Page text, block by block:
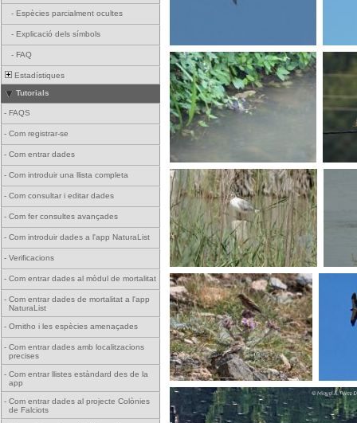
- Espècies parcialment ocultes
- Explicació dels símbols
- FAQ
Estadístiques
Tutorials
- FAQS
- Com registrar-se
- Com entrar dades
- Com introduir una llista completa
- Com consultar i editar dades
- Com fer consultes avançades
- Com introduir dades a l'app NaturaList
- Verificacions
- Com entrar dades al mòdul de mortalitat
- Com entrar dades de mortalitat a l'app
NaturaList
- Ornitho i les espècies amenaçades
- Com entrar dades amb localitzacions
precises
- Com entrar llistes estàndard des de la
app
- Com entrar dades al projecte Colònies
de Falciots